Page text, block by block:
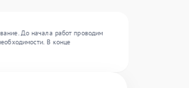
До начала работ проводим
В конце